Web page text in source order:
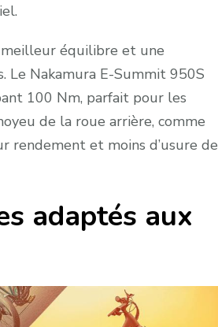
équilibre et une
Le Nakamura E-Summit 950S
100 Nm, parfait pour les
de la roue arrière, comme
rendement et moins d’usure de
adaptés aux